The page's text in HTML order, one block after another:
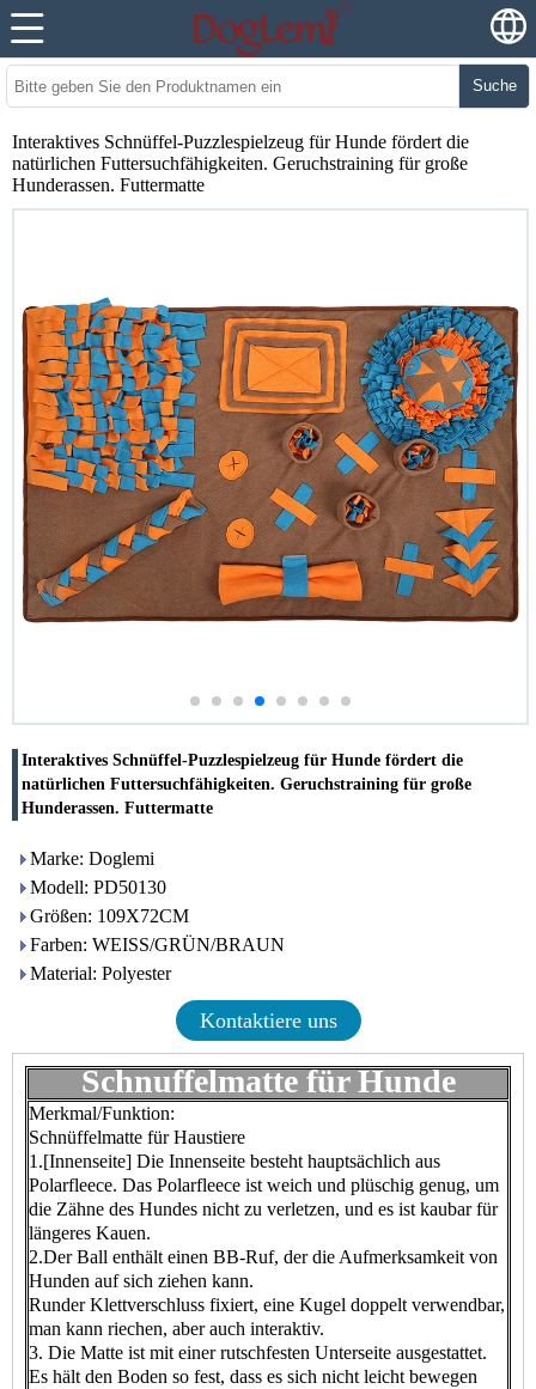
Suche
Interaktives Schnüffel-Puzzlespielzeug für Hunde fördert die
natürlichen Futtersuchfähigkeiten. Geruchstraining für große
Hunderassen. Futtermatte
Interaktives Schnüffel-Puzzlespielzeug für Hunde fördert die
natürlichen Futtersuchfähigkeiten. Geruchstraining für große
Hunderassen. Futtermatte
Marke: Doglemi
Modell: PD50130
Größen: 109X72CM
Farben: WEISS/GRÜN/BRAUN
Material: Polyester
Kontaktiere uns
Schnuffelmatte für Hunde
Merkmal/Funktion:
Schnüffelmatte für Haustiere
1.[Innenseite] Die Innenseite besteht hauptsächlich aus
Polarfleece. Das Polarfleece ist weich und plüschig genug, um
die Zähne des Hundes nicht zu verletzen, und es ist kaubar für
längeres Kauen.
2.Der Ball enthält einen BB-Ruf, der die Aufmerksamkeit von
Hunden auf sich ziehen kann.
Runder Klettverschluss fixiert, eine Kugel doppelt verwendbar,
man kann riechen, aber auch interaktiv.
3. Die Matte ist mit einer rutschfesten Unterseite ausgestattet.
Es hält den Boden so fest, dass es sich nicht leicht bewegen